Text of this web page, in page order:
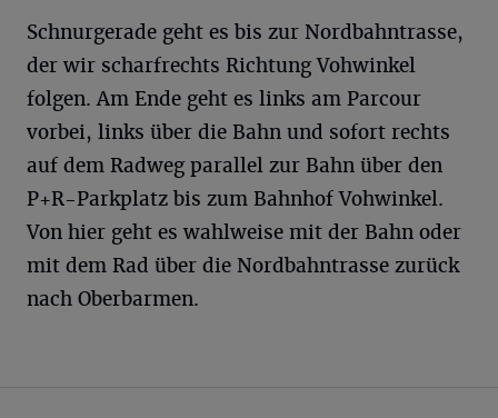
Schnurgerade geht es bis zur Nordbahntrasse,
der wir scharfrechts Richtung Vohwinkel
folgen. Am Ende geht es links am Parcour
vorbei, links über die Bahn und sofort rechts
auf dem Radweg parallel zur Bahn über den
P+R-Parkplatz bis zum Bahnhof Vohwinkel.
Von hier geht es wahlweise mit der Bahn oder
mit dem Rad über die Nordbahntrasse zurück
nach Oberbarmen.